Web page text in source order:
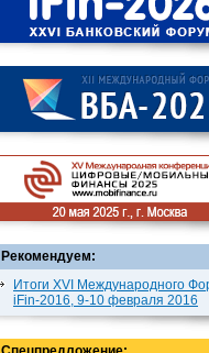
Рекомендуем:
Итоги XVI Международного
iFin-2016, 9-10 февраля 2016